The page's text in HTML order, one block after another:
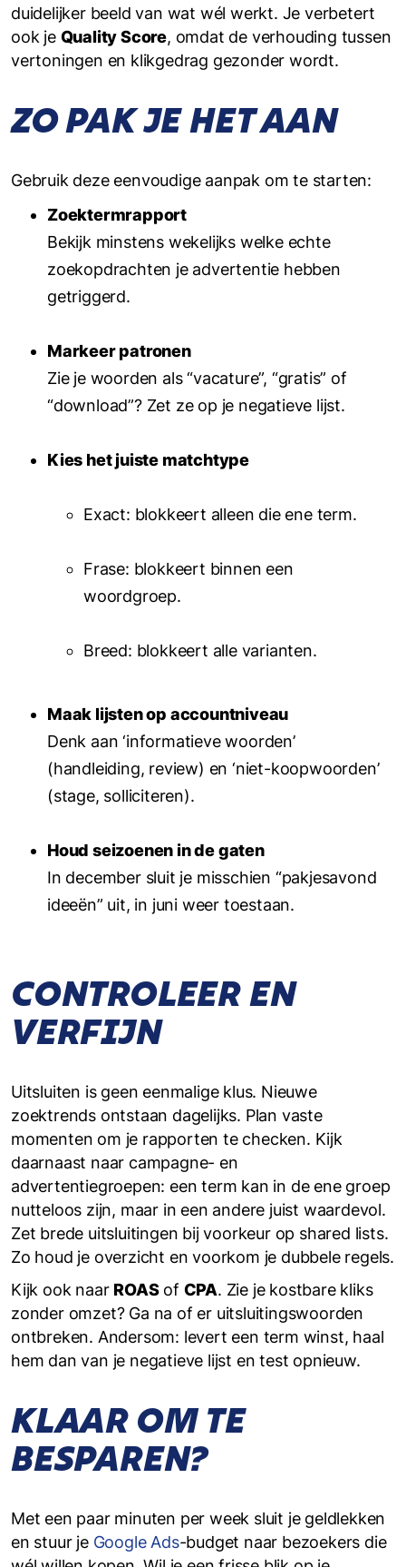
duidelijker beeld van wat wél werkt. Je verbetert
ook je Quality Score, omdat de verhouding tussen
vertoningen en klikgedrag gezonder wordt.
ZO PAK JE HET AAN
Gebruik deze eenvoudige aanpak om te starten:
Zoektermrapport
Bekijk minstens wekelijks welke echte
zoekopdrachten je advertentie hebben
getriggerd.
Markeer patronen
Zie je woorden als “vacature”, “gratis” of
“download”? Zet ze op je negatieve lijst.
Kies het juiste matchtype
Exact: blokkeert alleen die ene term.
Frase: blokkeert binnen een
woordgroep.
Breed: blokkeert alle varianten.
Maak lijsten op accountniveau
Denk aan ‘informatieve woorden’
(handleiding, review) en ‘niet-koopwoorden’
(stage, solliciteren).
Houd seizoenen in de gaten
In december sluit je misschien “pakjesavond
ideeën” uit, in juni weer toestaan.
CONTROLEER EN
VERFIJN
Uitsluiten is geen eenmalige klus. Nieuwe
zoektrends ontstaan dagelijks. Plan vaste
momenten om je rapporten te checken. Kijk
daarnaast naar campagne- en
advertentiegroepen: een term kan in de ene groep
nutteloos zijn, maar in een andere juist waardevol.
Zet brede uitsluitingen bij voorkeur op shared lists.
Zo houd je overzicht en voorkom je dubbele regels.
Kijk ook naar ROASof CPA. Zie je kostbare kliks
zonder omzet? Ga na of er uitsluitings­woorden
ontbreken. Andersom: levert een term winst, haal
hem dan van je negatieve lijst en test opnieuw.
KLAAR OM TE
BESPAREN?
Met een paar minuten per week sluit je geldlekken
en stuur je Google Ads-budget naar bezoekers die